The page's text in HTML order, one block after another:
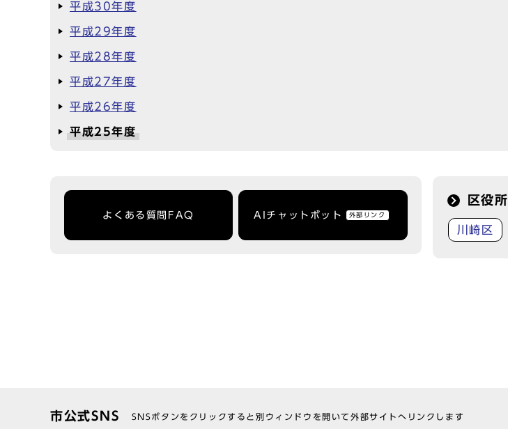
平成30年度
平成29年度
平成28年度
平成27年度
平成26年度
平成25年度
よくある質問FAQ AIチャットボット 外部リンク
区役所
川崎区
市公式SNS SNSボタンをクリックすると別ウィンドウを開いて外部サイトへリンクします